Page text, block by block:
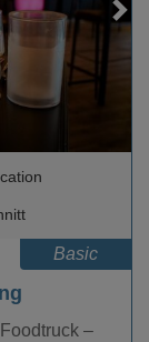
Basic
–